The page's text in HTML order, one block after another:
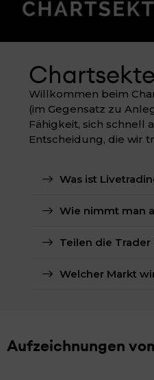
Willkommen beim
(im Gegensatz zu
Fähigkeit, sich schnell
Entscheidung, die wir
Was ist
Wie nimmt man
Teilen die Trader
Welcher Markt
Aufzeichnungen